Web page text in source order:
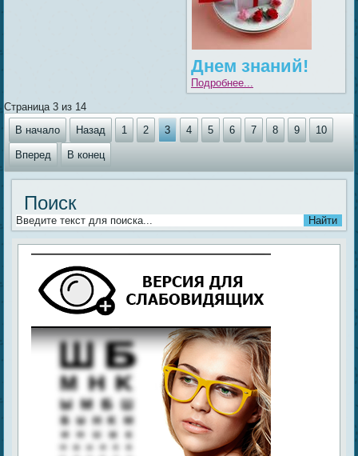
Днем знаний!
Подробнее...
Страница 3 из 14
В начало
Назад 1 2 3 4 5 6 7 8 9 10
Вперед В конец
Поиск